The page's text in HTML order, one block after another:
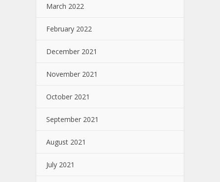
March 2022
February 2022
December 2021
November 2021
October 2021
September 2021
August 2021
July 2021